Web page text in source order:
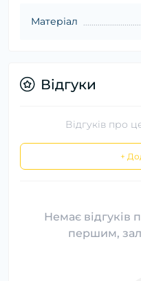
Матеріал
Відгуки
Відгуків про
+
Немає відгуків
першим,